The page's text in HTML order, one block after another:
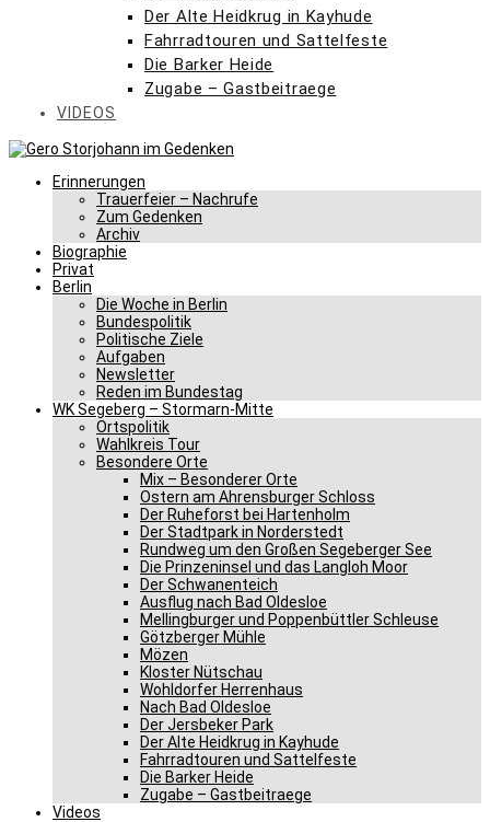
Der Alte Heidkrug in Kayhude
Fahrradtouren und Sattelfeste
Die Barker Heide
Zugabe – Gastbeitraege
VIDEOS
Erinnerungen
Trauerfeier – Nachrufe
Zum Gedenken
Archiv
Biographie
Privat
Berlin
Die Woche in Berlin
Bundespolitik
Politische Ziele
Aufgaben
Newsletter
Reden im Bundestag
WK Segeberg – Stormarn-Mitte
Ortspolitik
Wahlkreis Tour
Besondere Orte
Mix – Besonderer Orte
Ostern am Ahrensburger Schloss
Der Ruheforst bei Hartenholm
Der Stadtpark in Norderstedt
Rundweg um den Großen Segeberger See
Die Prinzeninsel und das Langloh Moor
Der Schwanenteich
Ausflug nach Bad Oldesloe
Mellingburger und Poppenbüttler Schleuse
Götzberger Mühle
Mözen
Kloster Nütschau
Wohldorfer Herrenhaus
Nach Bad Oldesloe
Der Jersbeker Park
Der Alte Heidkrug in Kayhude
Fahrradtouren und Sattelfeste
Die Barker Heide
Zugabe – Gastbeitraege
Videos